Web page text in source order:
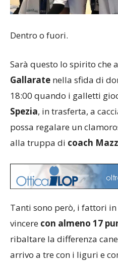
Dentro o fuori.
Sarà questo lo spirito che
Gallarate nella sfida di
18:00 quando i galletti
Spezia, in trasferta, a
possa regalare un
alla truppa di coach
Tanti sono però, i fattori
vincere con almeno 17
ribaltare la differenza
arrivo a tre con i liguri e